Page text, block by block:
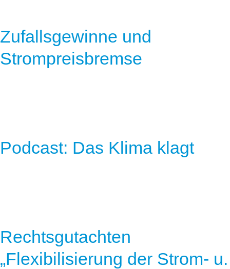
Zufallsgewinne und
Strompreisbremse
Podcast: Das Klima klagt
Rechtsgutachten
„Flexibilisierung der Strom- u.